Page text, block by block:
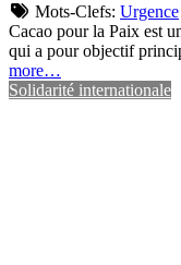
Mots-Clefs: Urgence
Cacao pour la Paix est
qui a pour objectif
more…
Solidarité internationale